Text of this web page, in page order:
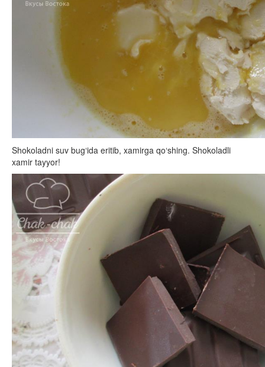
Shokoladni suv bug‘ida eritib, xamirga qo‘shing. Shokoladli
xamir tayyor!